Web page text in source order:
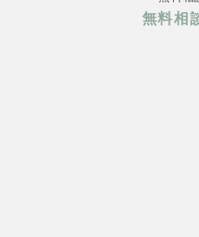
無料相